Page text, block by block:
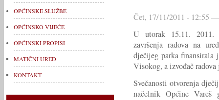
OPĆINSKE SLUŽBE
OPĆINSKO VIJEĆE
OPĆINSKI PROPISI
MATIČNI URED
KONTAKT
Čet, 17/11/2011 - 12:55
U utorak 15.11. 2011.
završenja radova na
dječijeg parka
Visokog, a izvođač
Svečanosti otvorenja
načelnik Općine